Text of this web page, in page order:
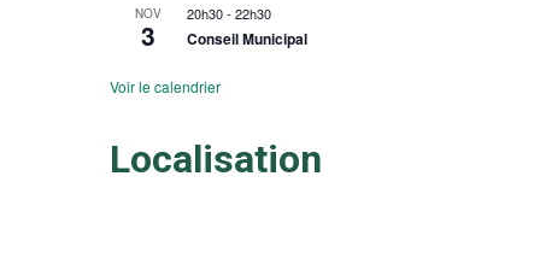
NOV
3
20h30-22h30
Conseil Municipal
Voir le calendrier
Localisation